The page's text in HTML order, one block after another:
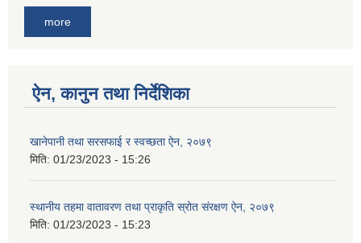
more
ऐन, कानुन तथा निर्देशिका
खानेपानी तथा सरसफाई र स्वच्छता ऐन, २०७९
मिति: 01/23/2023 - 15:26
स्थानीय तहमा वातावरण तथा प्राकृति स्रोत संरक्षण ऐन, २०७९
मिति: 01/23/2023 - 15:23